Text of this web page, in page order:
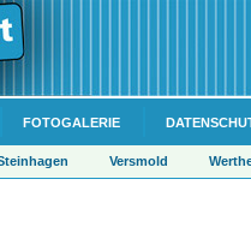
FOTOGALERIE
Versmold